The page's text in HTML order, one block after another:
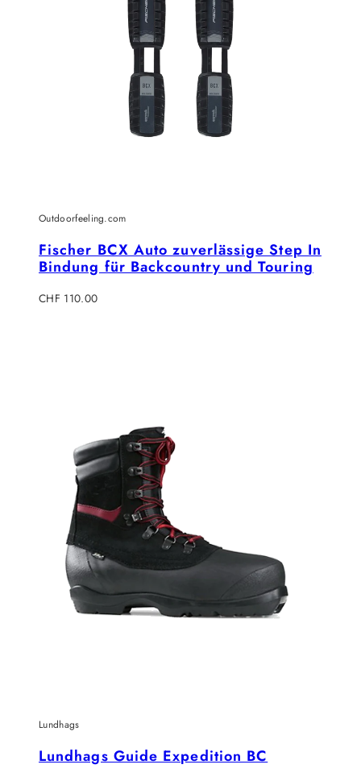
Outdoorfeeling.com
Fischer BCX Auto zuverlässige Step In
Bindung für Backcountry und Touring
Regulärer
CHF 110.00
Lundhags
Lundhags Guide Expedition BC